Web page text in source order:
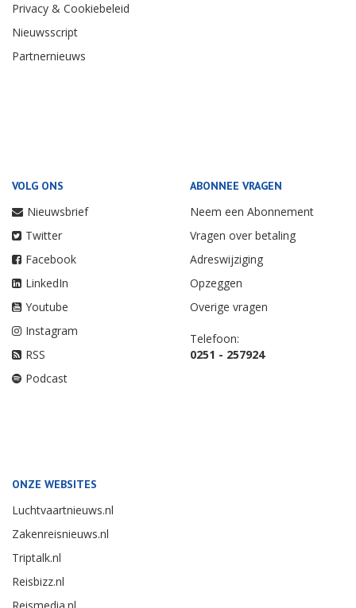
Privacy & Cookiebeleid
Nieuwsscript
Partnernieuws
VOLG ONS
Nieuwsbrief
Twitter
Facebook
LinkedIn
Youtube
Instagram
RSS
Podcast
ABONNEE VRAGEN
Neem een Abonnement
Vragen over betaling
Adreswijziging
Opzeggen
Overige vragen
Telefoon:
0251 - 257924
ONZE WEBSITES
Luchtvaartnieuws.nl
Zakenreisnieuws.nl
Triptalk.nl
Reisbizz.nl